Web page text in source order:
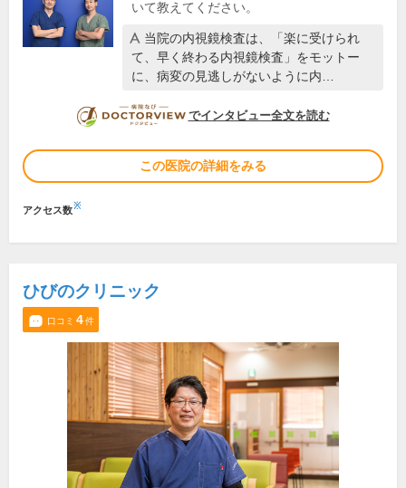
いて教えてください。
当院の内視鏡検査は、「楽に受けられ
て、早く終わる内視鏡検査」をモットー
に、病変の見逃しがないように内…
DOCTORVIEW
でインタビュー全文を読む
この医院の詳細をみる
アクセス数※
ひびのクリニック
口コミ 4件